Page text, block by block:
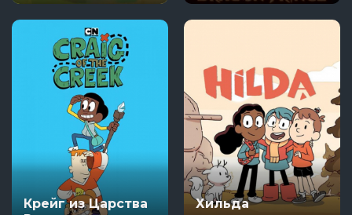
Крейг из Царства
Хильда